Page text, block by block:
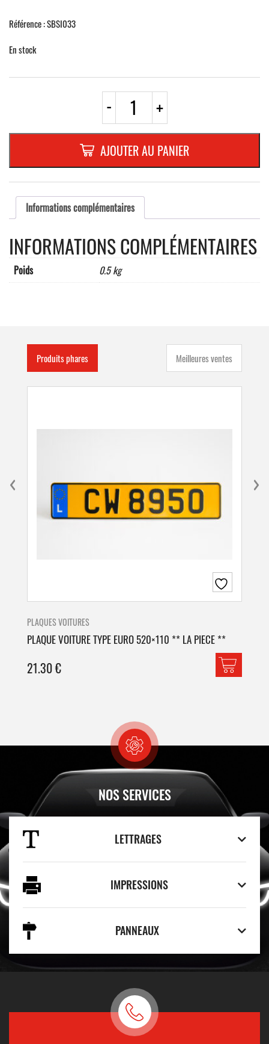
Référence : SBSI033
En stock
- quantité
QUINTISSENZ
INOX
150
x
107
mm
fixation
murale
+
AJOUTER AU PANIER
Informations complémentaires
INFORMATIONS COMPLÉMENTAIRES
Poids 0.5 kg
Produits phares Meilleures ventes
PLAQUES VOITURES
PLAQUE VOITURE TYPE EURO 520×110 ** LA PIECE **
21.30€
NOS SERVICES
LETTRAGES
IMPRESSIONS
PANNEAUX